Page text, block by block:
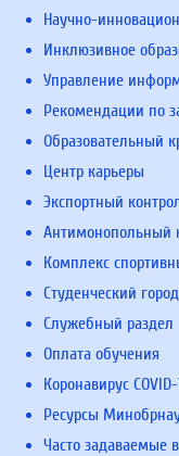
Научно-
Инклюзивное
Управление
Рекомендации по
Образовательный
Центр карьеры
Экспортный
Антимонопольный
Комплекс
Студенческий
Служебный раздел
Оплата обучения
Коронавирус COVID-
Ресурсы
Часто задаваемые